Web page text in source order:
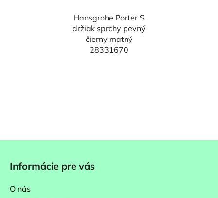
Hansgrohe Porter S
držiak sprchy pevný
čierny matný
28331670
Informácie pre vás
O nás